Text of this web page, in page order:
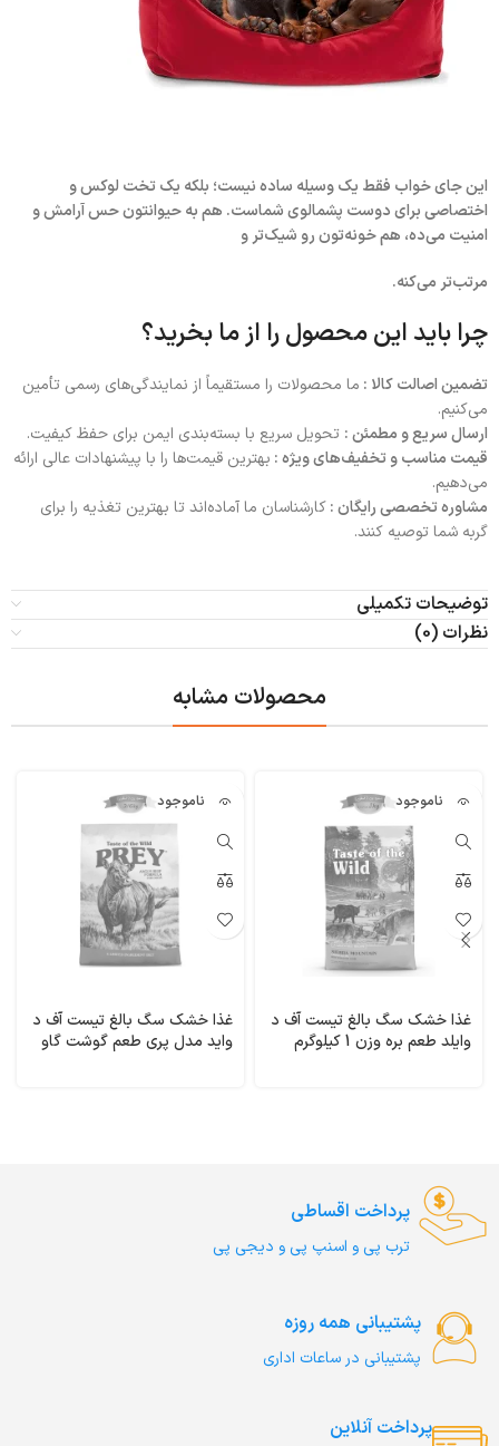
این جای خواب فقط یک وسیله ساده نیست؛ بلکه یک تخت لوکس و
اختصاصی برای دوست پشمالوی شماست. هم به حیوانتون حس آرامش و
امنیت می‌ده، هم خونه‌تون رو شیک‌تر و
مرتب‌تر می‌کنه.
چرا باید این محصول را از ما بخرید؟
تضمین اصالت کالا : ما محصولات را مستقیماً از نمایندگی‌های رسمی تأمین
می‌کنیم.
ارسال سریع و مطمئن : تحویل سریع با بسته‌بندی ایمن برای حفظ کیفیت.
قیمت مناسب و تخفیف‌های ویژه : بهترین قیمت‌ها را با پیشنهادات عالی ارائه
می‌دهیم.
مشاوره تخصصی رایگان :کارشناسان ما آماده‌اند تا بهترین تغذیه را برای
گربه شما توصیه کنند.
توضیحات تکمیلی
نظرات (0)
محصولات مشابه
ناموجود
غذا خشک سگ بالغ تیست آف د
وایلد طعم بره وزن 1 کیلوگرم
ناموجود
غذا خشک سگ بالغ تیست آف د
واید مدل پری طعم گوشت گاو
پرداخت اقساطی
ترب‌ پی و اسنپ پی و دیجی پی
پشتیبانی همه روزه
پشتیبانی در ساعات اداری
پرداخت آنلاین